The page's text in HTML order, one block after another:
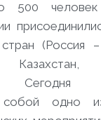
500
(Россия
Казахстан,
Сегодня
собой одно